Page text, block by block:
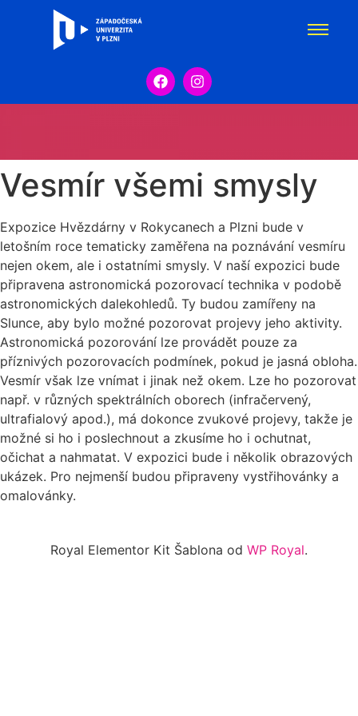
Vesmír všemi smysly
Expozice Hvězdárny v Rokycanech a Plzni bude v
letošním roce tematicky zaměřena na poznávání vesmíru
nejen okem, ale i ostatními smysly. V naší expozici bude
připravena astronomická pozorovací technika v podobě
astronomických dalekohledů. Ty budou zamířeny na
Slunce, aby bylo možné pozorovat projevy jeho aktivity.
Astronomická pozorování lze provádět pouze za
příznivých pozorovacích podmínek, pokud je jasná obloha.
Vesmír však lze vnímat i jinak než okem. Lze ho pozorovat
např. v různých spektrálních oborech (infračervený,
ultrafialový apod.), má dokonce zvukové projevy, takže je
možné si ho i poslechnout a zkusíme ho i ochutnat,
očichat a nahmatat. V expozici bude i několik obrazových
ukázek. Pro nejmenší budou připraveny vystřihovánky a
omalovánky.
Royal Elementor Kit Šablona od WP Royal.